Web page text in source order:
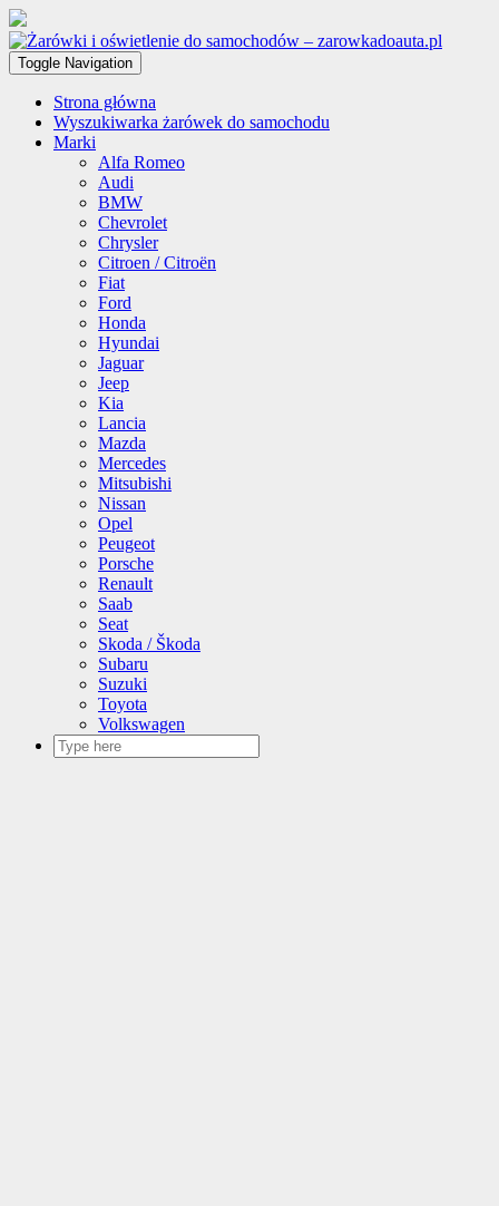
Toggle Navigation
Strona główna
Wyszukiwarka żarówek do samochodu
Marki
Alfa Romeo
Audi
BMW
Chevrolet
Chrysler
Citroen / Citroën
Fiat
Ford
Honda
Hyundai
Jaguar
Jeep
Kia
Lancia
Mazda
Mercedes
Mitsubishi
Nissan
Opel
Peugeot
Porsche
Renault
Saab
Seat
Skoda / Škoda
Subaru
Suzuki
Toyota
Volkswagen